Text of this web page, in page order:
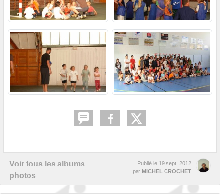
Voir tous les albums
photos
Publié le 19 sept. 2012
par MICHEL CROCHET